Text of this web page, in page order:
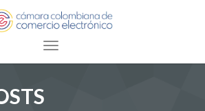
Toggle navigation